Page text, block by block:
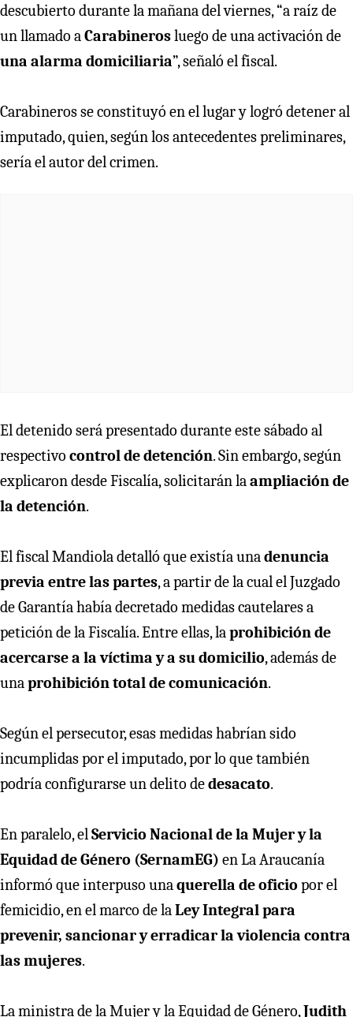
descubierto durante la mañana del viernes, “a raíz de
un llamado aCarabinerosluego de una activación de
una alarma domiciliaria”, señaló el fiscal.
Carabineros se constituyó en el lugar y logró detener al
imputado, quien, según los antecedentes preliminares,
sería el autor del crimen.
El detenido será presentado durante este sábado al
respectivo control de detención. Sin embargo, según
explicaron desde Fiscalía, solicitarán laampliación de
la detención.
El fiscal Mandiola detalló que existía unadenuncia
previa entre las partes, a partir de la cual el Juzgado
de Garantía había decretado medidas cautelares a
petición de la Fiscalía. Entre ellas, laprohibición de
acercarse a la víctima y a su domicilio, además de
unaprohibición total de comunicación.
Según el persecutor, esas medidas habrían sido
incumplidas por el imputado, por lo que también
podría configurarse un delito dedesacato.
En paralelo, elServicio Nacional de la Mujer y la
Equidad de Género (SernamEG) en La Araucanía
informó que interpuso unaquerella de oficio por el
femicidio, en el marco de laLey Integral para
prevenir, sancionar y erradicar la violencia contra
las mujeres.
La ministra de la Mujer y la Equidad de Género,Judith